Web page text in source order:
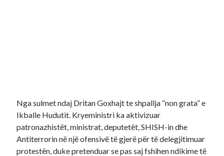
Nga sulmet ndaj Dritan Goxhajt te shpallja “non grata” e
Ikballe Hudutit. Kryeministri ka aktivizuar
patronazhistët, ministrat, deputetët, SHISH-in dhe
Antiterrorin në një ofensivë të gjerë për të delegjitimuar
protestën, duke pretenduar se pas saj fshihen ndikime të